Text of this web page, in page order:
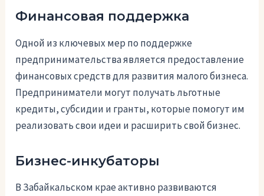
Финансовая поддержка
Одной из ключевых мер по поддержке
предпринимательства является предоставление
финансовых средств для развития малого бизнеса.
Предприниматели могут получать льготные
кредиты, субсидии и гранты, которые помогут им
реализовать свои идеи и расширить свой бизнес.
Бизнес-инкубаторы
В Забайкальском крае активно развиваются